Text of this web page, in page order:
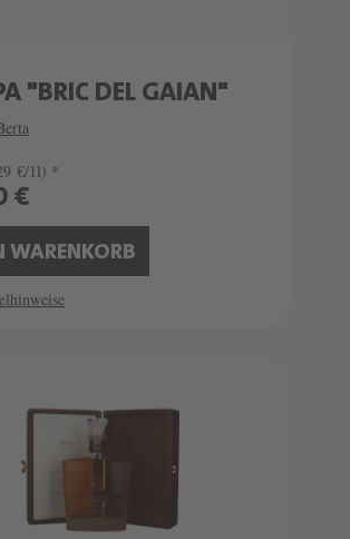
"BRIC DEL GAIAN"
€/1l) *
€
WARENKORB